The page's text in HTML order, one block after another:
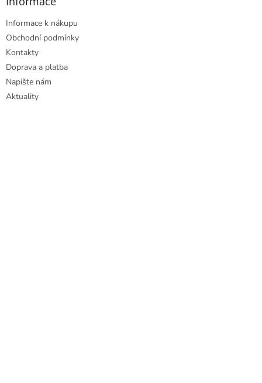
Informace k nákupu
Obchodní podmínky
Kontakty
Doprava a platba
Napište nám
Aktuality